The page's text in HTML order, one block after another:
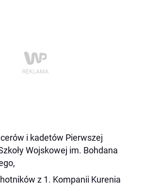
i kadetów Pierwszej
Wojskowej im. Bohdana
z 1. Kompanii Kurenia